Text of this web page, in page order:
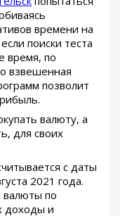
времени на
поиски теста
время, по
взвешенная
позволит
валюту, а
для своих
с даты
2021 года.
валюты по
доходы и